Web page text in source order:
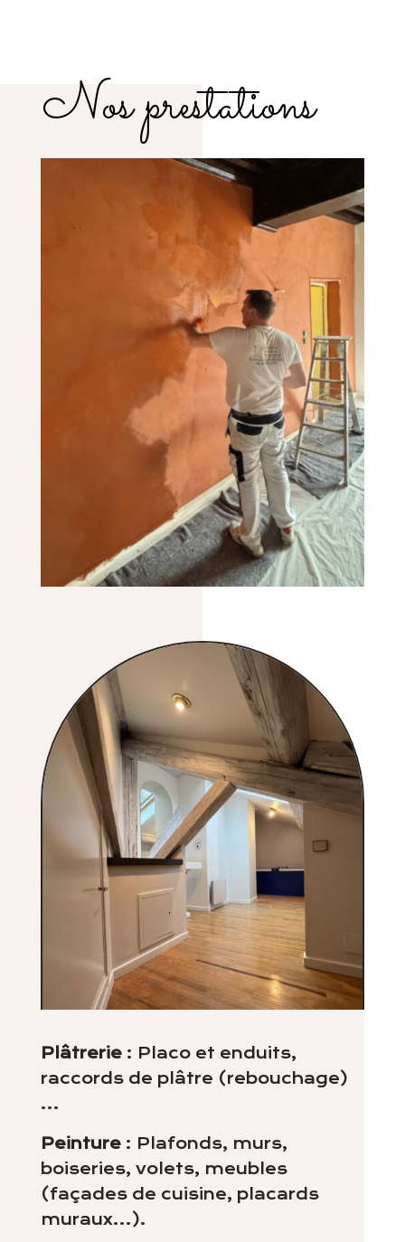
Nos prestations
Plâtrerie: Placo et enduits,
raccords de plâtre (rebouchage)
…
Peinture: Plafonds, murs,
boiseries, volets, meubles
(façades de cuisine, placards
muraux…).